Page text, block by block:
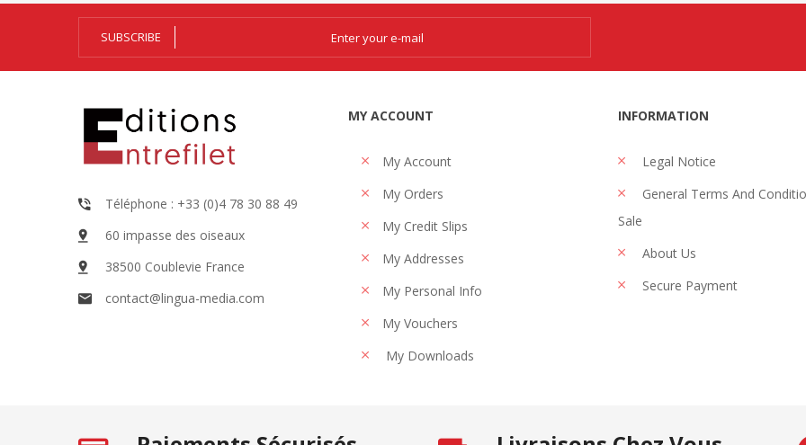
SUBSCRIBE
Téléphone : +33 (0)4 78 30 88 49
60 impasse des oiseaux
38500 Coublevie France
contact@lingua-media.com
MY ACCOUNT
My Account
My Orders
My Credit Slips
My Addresses
My Personal Info
My Vouchers
My Downloads
INFORMATION
Legal Notice
General Terms And
Sale
About Us
Secure Payment